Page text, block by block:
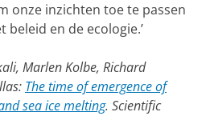
onze inzichten toe te passen
beleid en de ecologie.’
Marlen Kolbe, Richard
The time of emergence of
sea ice melting. Scientific